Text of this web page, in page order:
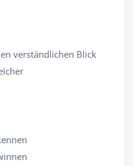
verständlichen Blick